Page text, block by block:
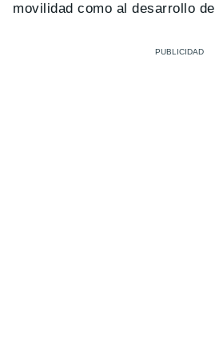
movilidad como al desarrollo